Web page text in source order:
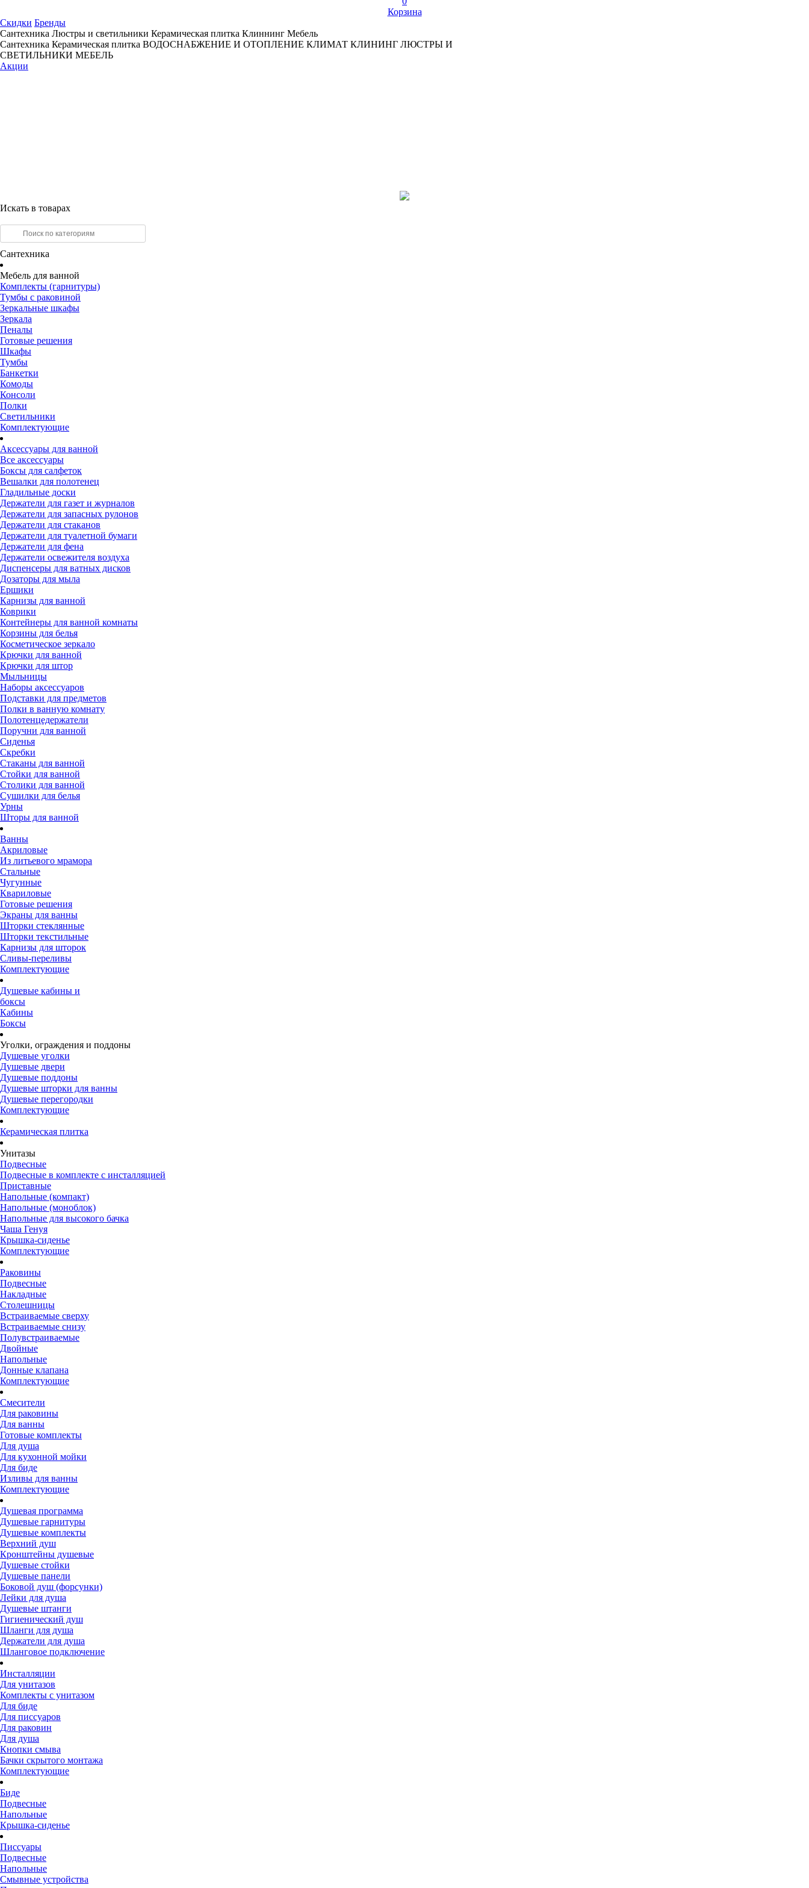
Корзина
Скидки Бренды
Сантехника Люстры и светильники Керамическая плитка Клиннинг Мебель
Сантехника Керамическая плитка ВОДОСНАБЖЕНИЕ И ОТОПЛЕНИЕ КЛИМАТ КЛИНИНГ ЛЮСТРЫ И
СВЕТИЛЬНИКИ МЕБЕЛЬ
Акции
Искать в товарах
Сантехника
Мебель для ванной
Комплекты (гарнитуры)
Тумбы с раковиной
Зеркальные шкафы
Зеркала
Пеналы
Готовые решения
Шкафы
Тумбы
Банкетки
Комоды
Консоли
Полки
Светильники
Комплектующие
Аксессуары для ванной
Все аксессуары
Боксы для салфеток
Вешалки для полотенец
Гладильные доски
Держатели для газет и журналов
Держатели для запасных рулонов
Держатели для стаканов
Держатели для туалетной бумаги
Держатели для фена
Держатели освежителя воздуха
Диспенсеры для ватных дисков
Дозаторы для мыла
Ершики
Карнизы для ванной
Коврики
Контейнеры для ванной комнаты
Корзины для белья
Косметическое зеркало
Крючки для ванной
Крючки для штор
Мыльницы
Наборы аксессуаров
Подставки для предметов
Полки в ванную комнату
Полотенцедержатели
Поручни для ванной
Сиденья
Скребки
Стаканы для ванной
Стойки для ванной
Столики для ванной
Сушилки для белья
Урны
Шторы для ванной
Ванны
Акриловые
Из литьевого мрамора
Стальные
Чугунные
Квариловые
Готовые решения
Экраны для ванны
Шторки стеклянные
Шторки текстильные
Карнизы для шторок
Сливы-переливы
Комплектующие
Душевые кабины и
боксы
Кабины
Боксы
Уголки, ограждения и поддоны
Душевые уголки
Душевые двери
Душевые поддоны
Душевые шторки для ванны
Душевые перегородки
Комплектующие
Керамическая плитка
Унитазы
Подвесные
Подвесные в комплекте с инсталляцией
Приставные
Напольные (компакт)
Напольные (моноблок)
Напольные для высокого бачка
Чаша Генуя
Крышка-сиденье
Комплектующие
Раковины
Подвесные
Накладные
Столешницы
Встраиваемые сверху
Встраиваемые снизу
Полувстраиваемые
Двойные
Напольные
Донные клапана
Комплектующие
Смесители
Для раковины
Для ванны
Готовые комплекты
Для душа
Для кухонной мойки
Для биде
Изливы для ванны
Комплектующие
Душевая программа
Душевые гарнитуры
Душевые комплекты
Верхний душ
Кронштейны душевые
Душевые стойки
Душевые панели
Боковой душ (форсунки)
Лейки для душа
Душевые штанги
Гигиенический душ
Шланги для душа
Держатели для душа
Шланговое подключение
Инсталляции
Для унитазов
Комплекты с унитазом
Для биде
Для писсуаров
Для раковин
Для душа
Кнопки смыва
Бачки скрытого монтажа
Комплектующие
Биде
Подвесные
Напольные
Крышка-сиденье
Писсуары
Подвесные
Напольные
Смывные устройства